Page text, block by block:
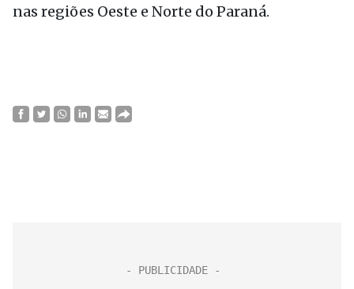
nas regiões Oeste e Norte do Paraná.